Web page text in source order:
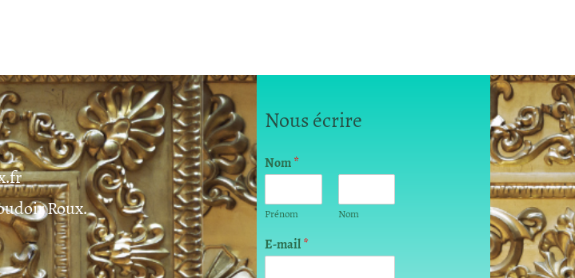
Roux.
Nous écrire
Nom*
Prénom Nom
E
-
E-mail*